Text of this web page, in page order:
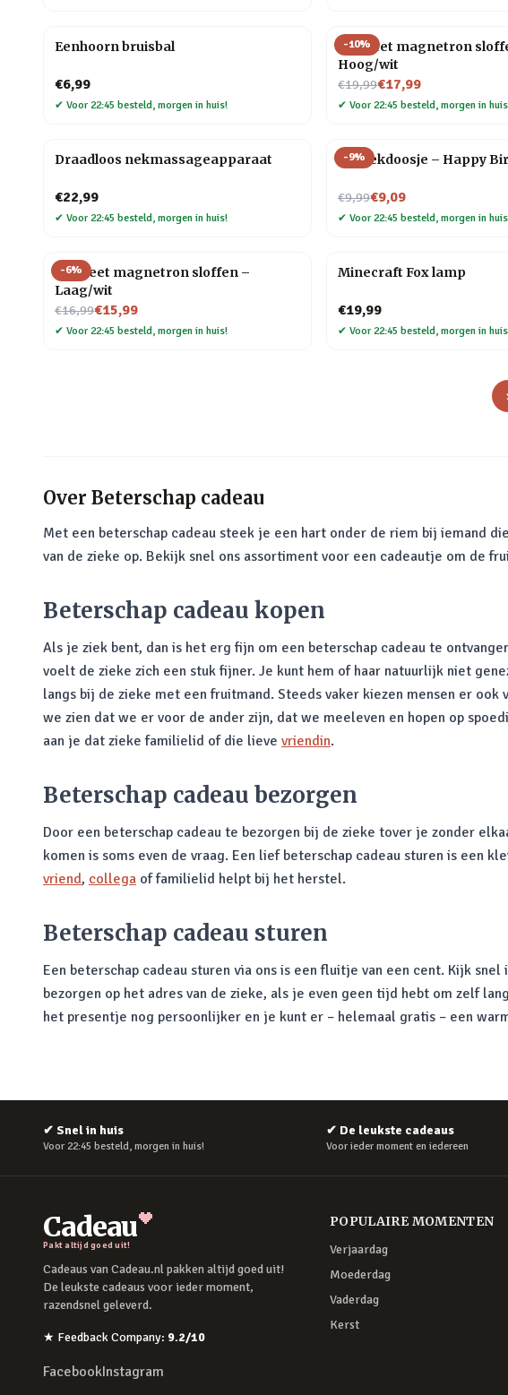
Eenhoorn bruisbal
€6,99
✔ Voor 22:45 besteld, morgen in huis!
-10%
Hot Feet magnetron
Hoog/wit
€19,99
Nu voor€17,99
✔ Voor 22:45 besteld, morgen in
Draadloos nekmassageapparaat
€22,99
✔ Voor 22:45 besteld, morgen in huis!
-9%
Muziekdoosje – Happy
€9,99
Nu voor€9,09
✔ Voor 22:45 besteld, morgen in
-6%
Hot Feet magnetron sloffen –
Laag/wit
€16,99
Nu voor€15,99
✔ Voor 22:45 besteld, morgen in huis!
Minecraft Fox lamp
€19,99
✔ Voor 22:45 besteld, morgen in
Over Beterschap cadeau
Met een beterschap cadeau steek je een hart onder de riem bij iemand
van de zieke op. Bekijk snel ons assortiment voor een cadeautje om de
Beterschap cadeau kopen
Als je ziek bent, dan is het erg fijn om een beterschap cadeau te
voelt de zieke zich een stuk fijner. Je kunt hem of haar natuurlijk niet
langs bij de zieke met een fruitmand. Steeds vaker kiezen mensen er
we zien dat we er voor de ander zijn, dat we meeleven en hopen op
aan je dat zieke familielid of die lieve vriendin.
Beterschap cadeau bezorgen
Door een beterschap cadeau te bezorgen bij de zieke tover je zonder
komen is soms even de vraag. Een lief beterschap cadeau sturen is een
vriend, collega of familielid helpt bij het herstel.
Beterschap cadeau sturen
Een beterschap cadeau sturen via ons is een fluitje van een cent. Kijk
bezorgen op het adres van de zieke, als je even geen tijd hebt om zelf
het presentje nog persoonlijker en je kunt er – helemaal gratis – een
✔ Snel in huis
Voor 22:45 besteld, morgen in huis!
✔ De leukste cadeaus
Voor ieder moment en iedereen
Cadeau
Pakt altijd goed uit!
Cadeaus van Cadeau.nl pakken altijd goed uit!
De leukste cadeaus voor ieder moment,
razendsnel geleverd.
★ Feedback Company: 9.2/10
FacebookInstagram
POPULAIRE MOMENTEN
Verjaardag
Moederdag
Vaderdag
Kerst